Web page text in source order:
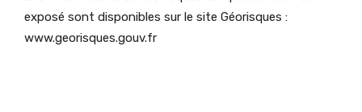
exposé sont disponibles sur le site Géorisques :
www.georisques.gouv.fr